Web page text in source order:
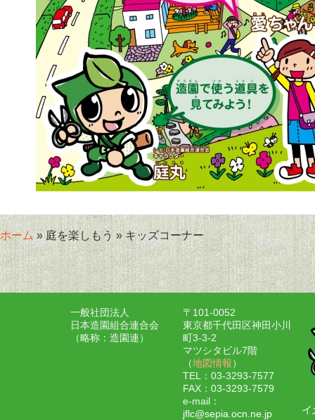
ホーム » 庭を楽しもう » キッズコーナー
一般社団法人
日本造園組合連合会
（略称：造園連）
〒101-0052
東京都千代田区神田小川
町3-3-2
マツシタビル7階
（地図情報）
TEL：03-3293-7577
FAX：03-3293-7579
e-mail：
jflc@sepia.ocn.ne.jp